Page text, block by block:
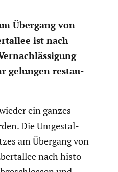
Übergang von
ist nach
gelungen restau­
ein ganzes
Die Umgestal­
am Übergang von
nach histo­